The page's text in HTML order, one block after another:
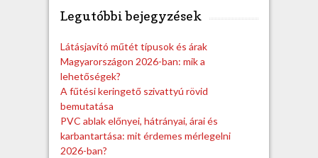
Legutóbbi bejegyzések
Látásjavító műtét típusok és árak
Magyarországon 2026-ban: mik a
lehetőségek?
A fűtési keringető szivattyú rövid
bemutatása
PVC ablak előnyei, hátrányai, árai és
karbantartása: mit érdemes mérlegelni
2026-ban?